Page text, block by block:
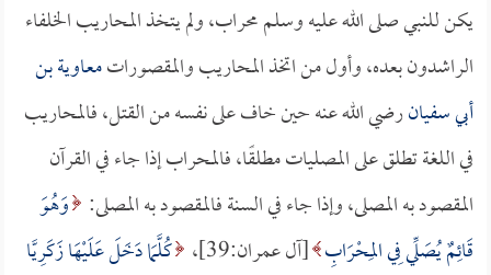
يكن للنبي صلى الله عليه وسلم محراب، ولم يتخذ المحاريب الخلفاء
الراشدون بعده، وأول من اتخذ المحاريب والمقصوراتمعاوية بن
أبي سفيانرضي الله عنه حين خاف على نفسه من القتل، فالمحاريب
في اللغة تطلق على المصليات مطلقًا، فالمحراب إذا جاء في القرآن
المقصود به المصلى، وإذا جاء في السنة فالمقصود به المصلى: وَهُوَ
قَائِمٌ يُصَلِّي فِي المِحْرَابِ [آل عمران:39]،
كُلَّمَا دَخَلَ عَلَيْهَا زَكَرِيَّا